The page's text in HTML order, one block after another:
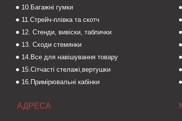
10.Багажні гумки
11.Стрейч-плівка та скотч
12. Стенди, вивіски, таблички
13. Сходи стемянки
14.Все для навішування товару
15.Сітчасті стелажі,вертушки
16.Примірювальні кабінки